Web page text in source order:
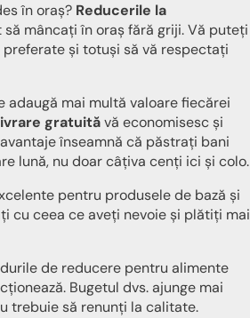
în oraș? Reducerile la
mâncați în oraș fără griji. Vă puteți
și totuși să vă respectați
adaugă mai multă valoare fiecărei
gratuităvă economisesc și
înseamnă că păstrați bani
lună, nu doar câțiva cenți ici și colo.
pentru produsele de bază și
cu ceea ce aveți nevoie și plătiți mai
de reducere pentru alimente
Bugetul dvs. ajunge mai
trebuie să renunți la calitate.